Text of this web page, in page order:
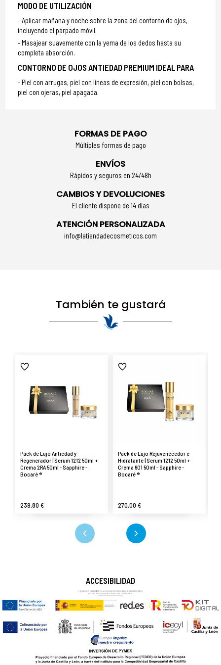
MODO DE UTILIZACIÓN
Aplicar mañana y noche sobre la zona del contorno de ojos,
incluyendo el párpado móvil.
Masajear suavemente con la yema de los dedos hasta su
completa absorción.
CONTORNO DE OJOS ANTIEDAD PREMIUM IDEAL PARA
Piel con arrugas, piel con líneas de expresión, piel con bolsas,
piel con ojeras, piel apagada.
FORMAS DE PAGO
Múltiples formas de pago
ENVÍOS
Rápidos y seguros en 24/48h
CAMBIOS Y DEVOLUCIONES
El cliente dispone de 14 días
ATENCIÓN PERSONALIZADA
info@latiendadecosmeticos.com
También te gustará
Pack de Lujo Antiedad y
Regenerador | Serum 1212 50ml +
Crema 2RA 50ml - Sapphire -
Bocaré ®
239,80 €
Pack de Lujo Rejuvenecedor e
Hidratante | Serum 1212 50ml +
Crema 601 50ml - Sapphire -
Bocaré ®
270,00 €
ACCESIBILIDAD